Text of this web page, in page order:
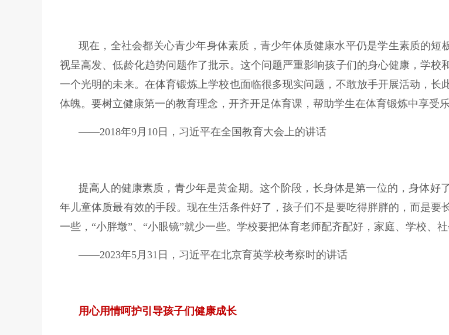
现在，全社会都关心青少年身体素质，青少年体质健康水平仍是学生素质的短
视呈高发、低龄化趋势问题作了批示。这个问题严重影响孩子们的身心健康，学
一个光明的未来。在体育锻炼上学校也面临很多现实问题，不敢放手开展活动，
体魄。要树立健康第一的教育理念，开齐开足体育课，帮助学生在体育锻炼中享受
——2018年9月10日，习近平在全国教育大会上的讲话
提高人的健康素质，青少年是黄金期。这个阶段，长身体是第一位的，身体
年儿童体质最有效的手段。现在生活条件好了，孩子们不是要吃得胖胖的，而是
一些，“小胖墩”、“小眼镜”就少一些。学校要把体育老师配齐配好，家庭、学校、
——2023年5月31日，习近平在北京育英学校考察时的讲话
用心用情呵护引导孩子们健康成长